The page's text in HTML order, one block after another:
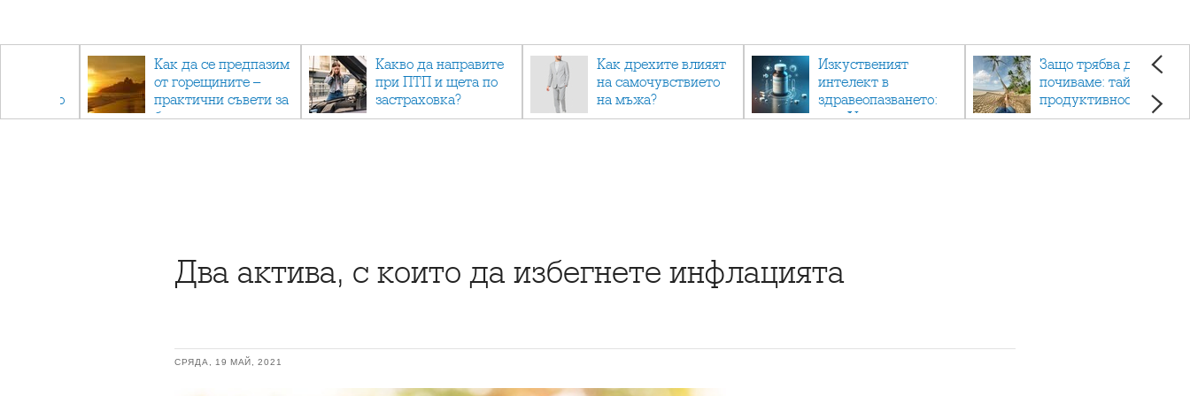
отново
Как да се предпазим
от горещините –
практични съвети за
безопасно лято
Какво да направите
при ПТП и щета по
застраховка?
Как дрехите влияят
на самочувствието
на мъжа?
Изкуственият
интелект в
здравеопазването:
как AI променя
Защо трябва да си
почиваме: тайната на
продуктивността,
здравето и добрия
Два актива, с които да избегнете инфлацията
СРЯДА, 19 МАЙ, 2021